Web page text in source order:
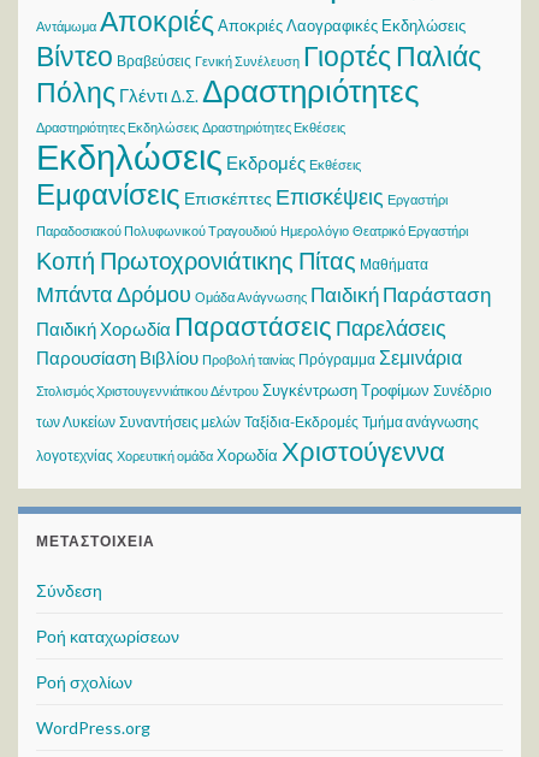
Αντάμωμα Αποκριές Αποκριές Λαογραφικές Εκδηλώσεις
Βίντεο Βραβεύσεις Γενική Συνέλευση Γιορτές Παλιάς
Πόλης ΓλέντιΔ.Σ.Δραστηριότητες
Δραστηριότητες Εκδηλώσεις Δραστηριότητες Εκθέσεις
Εκδηλώσεις Εκδρομές Εκθέσεις
Εμφανίσεις Επισκέπτες Επισκέψεις Εργαστήρι
Παραδοσιακού Πολυφωνικού Τραγουδιού Ημερολόγιο Θεατρικό Εργαστήρι
Κοπή Πρωτοχρονιάτικης Πίτας Μαθήματα
Μπάντα Δρόμου Ομάδα Ανάγνωσης Παιδική Παράσταση
Παιδική Χορωδία Παραστάσεις Παρελάσεις
Παρουσίαση Βιβλίου Προβολή ταινίας Πρόγραμμα Σεμινάρια
Στολισμός Χριστουγεννιάτικου Δέντρου Συγκέντρωση Τροφίμων Συνέδριο
των Λυκείων Συναντήσεις μελών Ταξίδια-Εκδρομές Τμήμα ανάγνωσης
λογοτεχνίας Χορευτική ομάδα Χορωδία Χριστούγεννα
ΜΕΤΑΣΤΟΙΧΕΊΑ
Σύνδεση
Ροή καταχωρίσεων
Ροή σχολίων
WordPress.org